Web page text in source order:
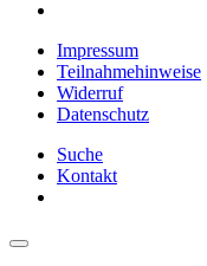
Impressum
Teilnahmehinweise
Widerruf
Datenschutz
Suche
Kontakt